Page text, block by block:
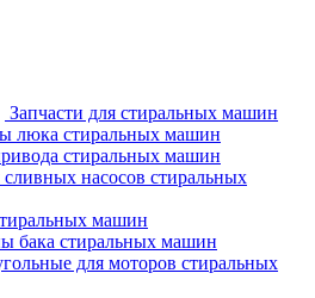
Запчасти для стиральных машин
люка стиральных машин
стиральных машин
насосов стиральных
машин
бака стиральных машин
для моторов стиральных